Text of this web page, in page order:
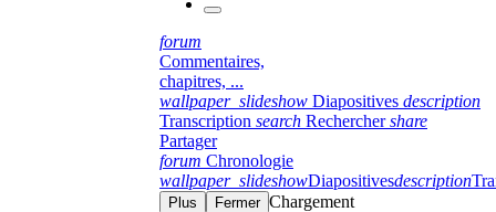
forum
Commentaires,
chapitres, ...
wallpaper_slideshow Diapositives description
Transcription search Rechercher share
Partager
forum Chronologie
wallpaper_slideshowDiapositivesdescription
Plus Fermer Chargement